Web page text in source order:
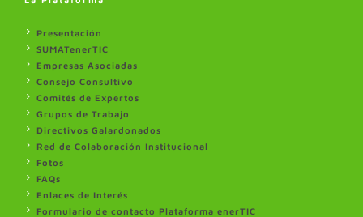
Presentación
SUMATenerTIC
Empresas Asociadas
Consejo Consultivo
Comités de Expertos
Grupos de Trabajo
Directivos Galardonados
Red de Colaboración Institucional
Fotos
FAQs
Enlaces de Interés
Formulario de contacto Plataforma enerTIC